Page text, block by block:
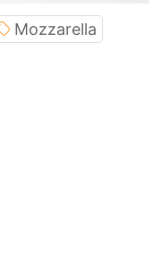
Mozzarella